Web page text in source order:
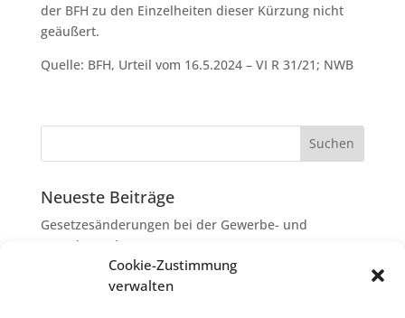
Cookie-Zustimmung
verwalten
der BFH zu den Einzelheiten dieser Kürzung nicht
geäußert.
Quelle: BFH, Urteil vom 16.5.2024 – VI R 31/21; NWB
Neueste Beiträge
Gesetzesänderungen bei der Gewerbe- und
Grunderwerbsteuer
Erbschaftsteuer: Rechtsanwaltskosten bei Streit über
Erbauseinandersetzung als